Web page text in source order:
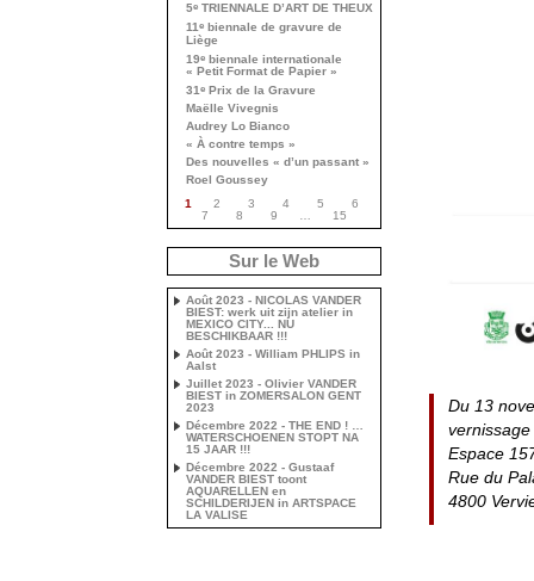
Du 13
Espace
Rue du
4800
5e TRIENNALE D’ART DE THEUX
11e biennale de gravure de
Liège
19e biennale internationale
« Petit Format de Papier »
31 e Prix de la Gravure
Maëlle Vivegnis
Audrey Lo Bianco
« À contre temps »
Des nouvelles « d’un passant »
Roel Goussey
1
2 3 4 5
6
7
8 9 15
Sur le Web
Août 2023 - NICOLAS VANDER
BIEST: werk uit zijn atelier in
MEXICO CITY... NU
BESCHIKBAAR !!!
Août 2023 - William PHLIPS in
Aalst
Juillet 2023 - Olivier VANDER
BIEST in ZOMERSALON GENT
2023
Décembre 2022 - THE END ! …
WATERSCHOENEN STOPT NA
15 JAAR !!!
Décembre 2022 - Gustaaf
VANDER BIEST toont
AQUARELLEN en
SCHILDERIJEN in ARTSPACE
LA VALISE